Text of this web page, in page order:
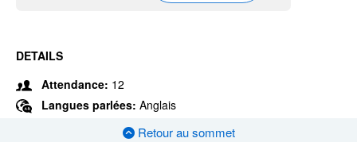
DETAILS
Attendance: 12
Langues parlées: Anglais
Retour au sommet